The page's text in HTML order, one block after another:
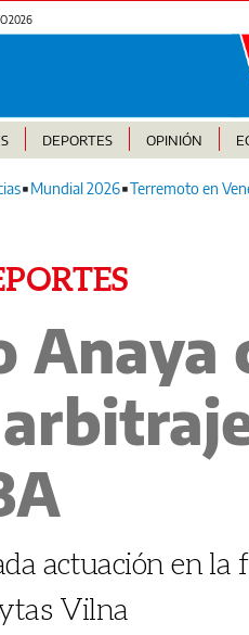
2026
DEPORTES OPINIÓN
Mundial 2026 Terremoto en
Anaya
actuación en la
Vilna